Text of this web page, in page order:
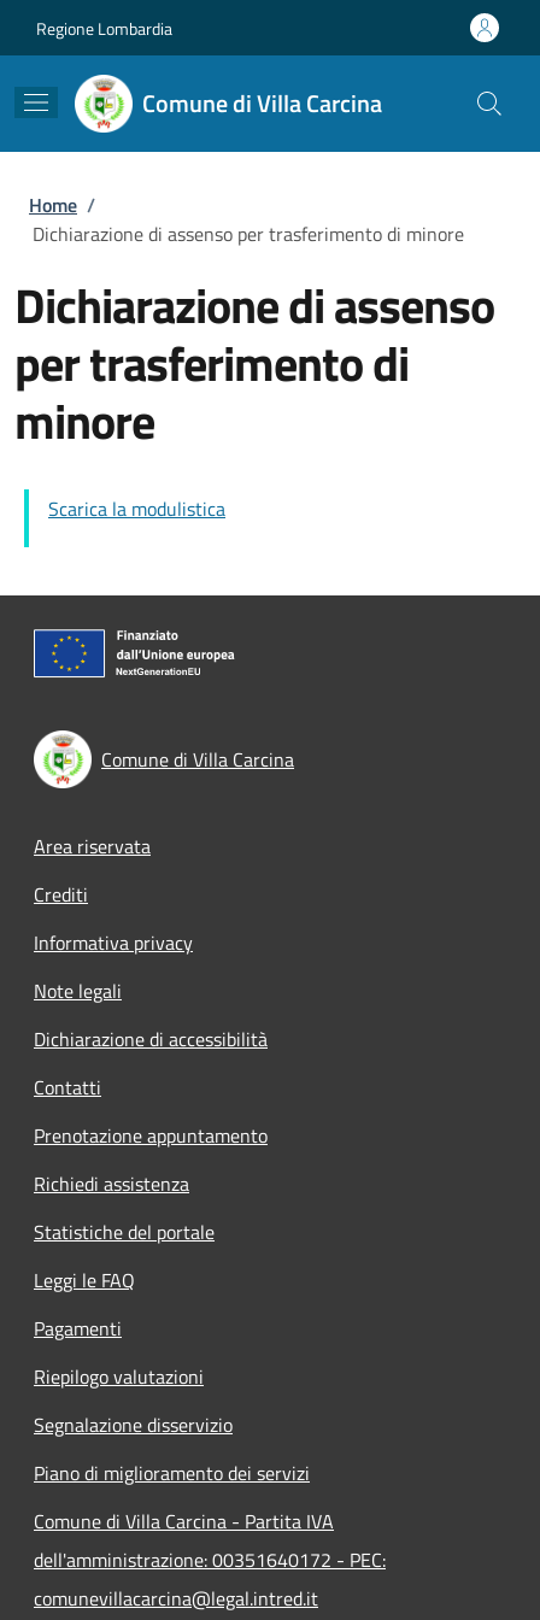
Regione Lombardia
Comune di Villa Carcina
Briciole di pane
Home /
Dichiarazione di assenso per trasferimento di minore
Dichiarazione di assenso
per trasferimento di
minore
Scarica la modulistica
Comune di Villa Carcina
Footer menu
Area riservata
Crediti
Informativa privacy
Note legali
Dichiarazione di accessibilità
Contatti
Prenotazione appuntamento
Richiedi assistenza
Statistiche del portale
Leggi le FAQ
Pagamenti
Riepilogo valutazioni
Segnalazione disservizio
Piano di miglioramento dei servizi
Comune di Villa Carcina - Partita IVA
dell'amministrazione: 00351640172 - PEC:
comunevillacarcina@legal.intred.it